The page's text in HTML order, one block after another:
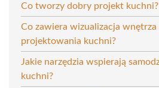
Co tworzy dobry projekt kuchni?
Co zawiera wizualizacja wnętrza
projektowania kuchni?
Jakie narzędzia wspierają
kuchni?